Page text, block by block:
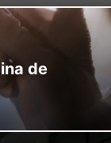
de